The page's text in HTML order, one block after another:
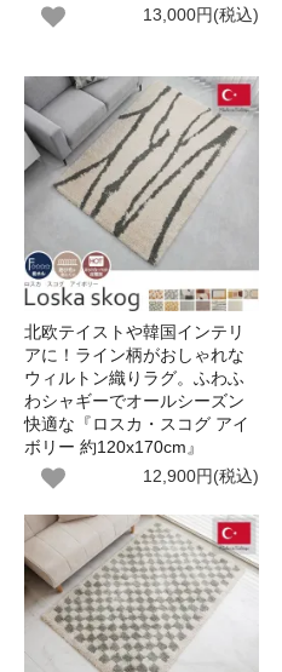
13,000円(税込)
北欧テイストや韓国インテリ
アに！ライン柄がおしゃれな
ウィルトン織りラグ。ふわふ
わシャギーでオールシーズン
快適な『ロスカ・スコグ アイ
ボリー 約120x170cm』
12,900円(税込)